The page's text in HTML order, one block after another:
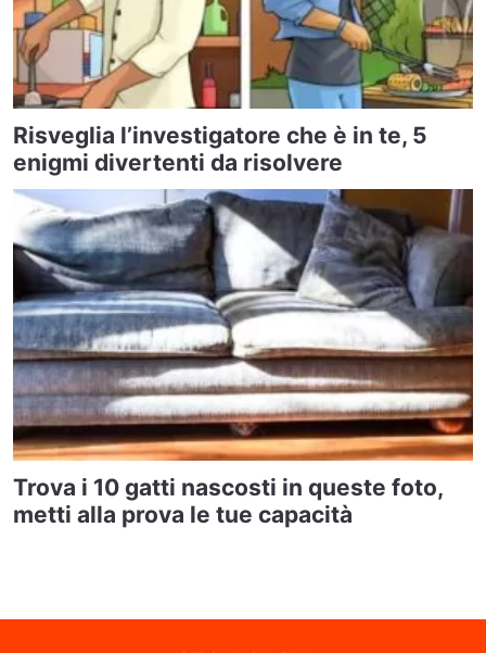
Risveglia l’investigatore che è in te, 5
enigmi divertenti da risolvere
Trova i 10 gatti nascosti in queste foto,
metti alla prova le tue capacità